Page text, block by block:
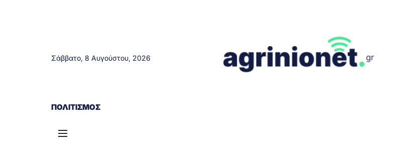
Σάββατο, 8 Αυγούστου, 2026
ΠΟΛΙΤΙΣΜΌΣ